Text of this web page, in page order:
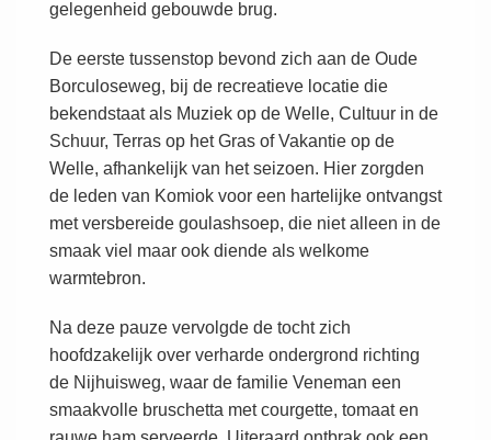
gelegenheid gebouwde brug.
De eerste tussenstop bevond zich aan de Oude
Borculoseweg, bij de recreatieve locatie die
bekendstaat als Muziek op de Welle, Cultuur in de
Schuur, Terras op het Gras of Vakantie op de
Welle, afhankelijk van het seizoen. Hier zorgden
de leden van Komiok voor een hartelijke ontvangst
met versbereide goulashsoep, die niet alleen in de
smaak viel maar ook diende als welkome
warmtebron.
Na deze pauze vervolgde de tocht zich
hoofdzakelijk over verharde ondergrond richting
de Nijhuisweg, waar de familie Veneman een
smaakvolle bruschetta met courgette, tomaat en